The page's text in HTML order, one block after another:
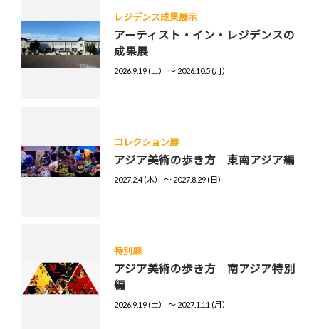
レジデンス成果展示
アーティスト・イン・レジデンスの
成果展
2026.9.19 (土） 〜 2026.10.5 (月）
コレクション展
アジア美術の歩き方 東南アジア編
2027.2.4 (木） 〜 2027.8.29 (日）
特別展
アジア美術の歩き方 南アジア特別
編
2026.9.19 (土） 〜 2027.1.11 (月）